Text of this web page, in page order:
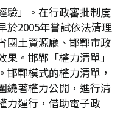
驗」。在行政審批制度
於2005年嘗試依法清理
國土資源廳、邯鄲市政
。邯鄲「權力清單」
鄲模式的權力清單，
繞著權力公開，進行清
力運行，借助電子政